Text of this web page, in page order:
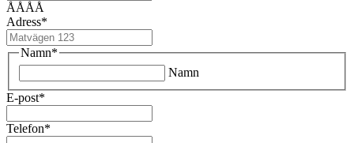
ÅÅÅÅ
Adress*
Namn*
Namn
E-post*
Telefon*